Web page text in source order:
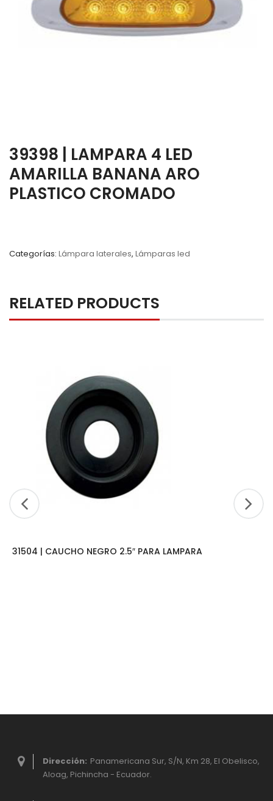
39398 | LAMPARA 4 LED
AMARILLA BANANA ARO
PLASTICO CROMADO
Categorías: Lámpara laterales, Lámparas led
RELATED PRODUCTS
31504 | CAUCHO NEGRO 2.5″ PARA LAMPARA
Dirección: Panamericana Sur, S/N, Km 28, El Obelisco,
Aloag, Pichincha - Ecuador.